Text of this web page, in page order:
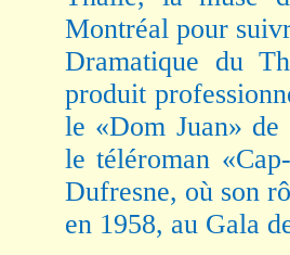
Montréal pour
Dramatique du
produit
le «Dom Juan»
le téléroman
Dufresne, où son
en 1958, au Gala